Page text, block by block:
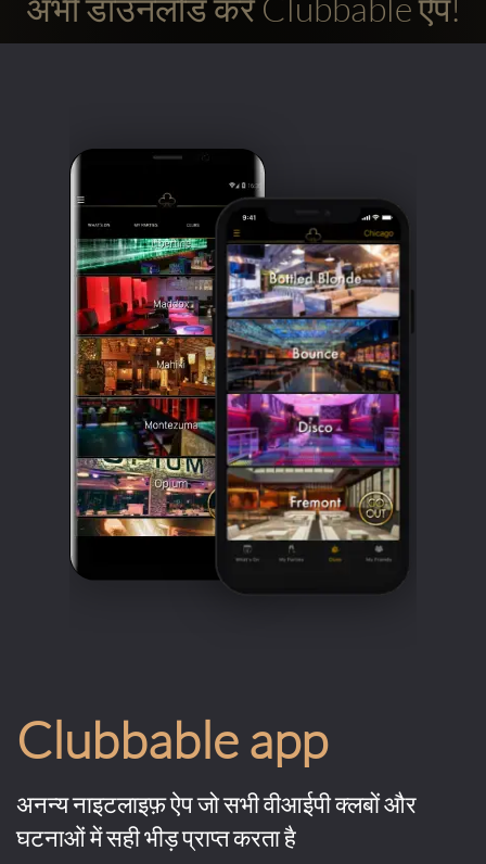
Clubbable app
अनन्य नाइटलाइफ़ ऐप जो सभी वीआईपी क्लबों और
घटनाओं में सही भीड़ प्राप्त करता है